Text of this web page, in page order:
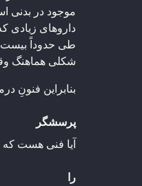
موجود در بدنی
داروهای
طی حدوداً بیست
شکلی هماهنگ
بنابراین فنونِ
پرسشگر
آیا فنی هست که
را